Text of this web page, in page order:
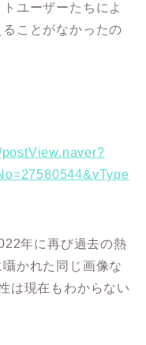
ユーザーたちによ
ことがなかったの
年に再び過去の熱
かれた同じ画像な
は現在もわからない